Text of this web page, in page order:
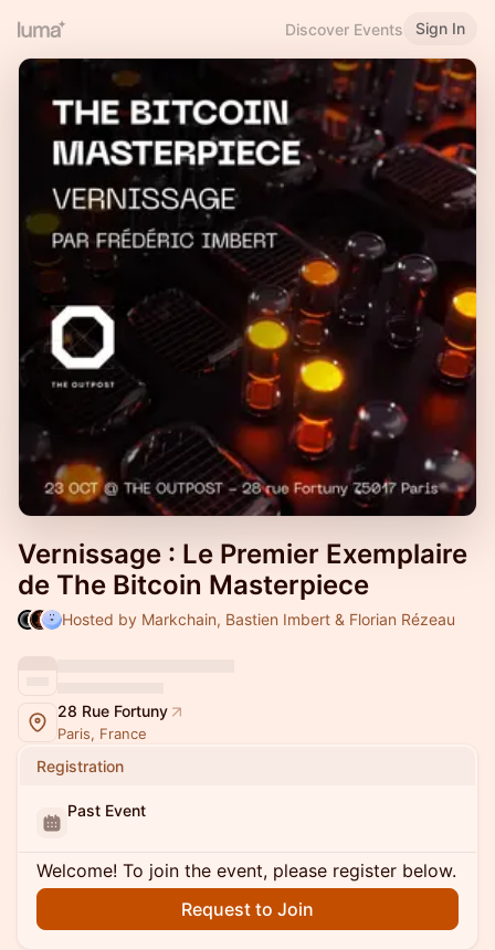
Discover Events Sign In
Vernissage : Le Premier Exemplaire
de The Bitcoin Masterpiece
Hosted by Markchain, Bastien Imbert & Florian Rézeau
28 Rue Fortuny
Paris, France
Registration
Past Event
Welcome! To join the event, please register below.
Request to Join